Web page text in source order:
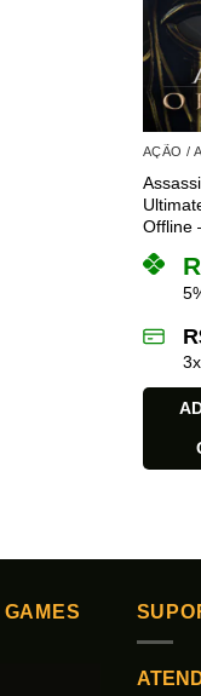
AÇÃO /
Offline
3